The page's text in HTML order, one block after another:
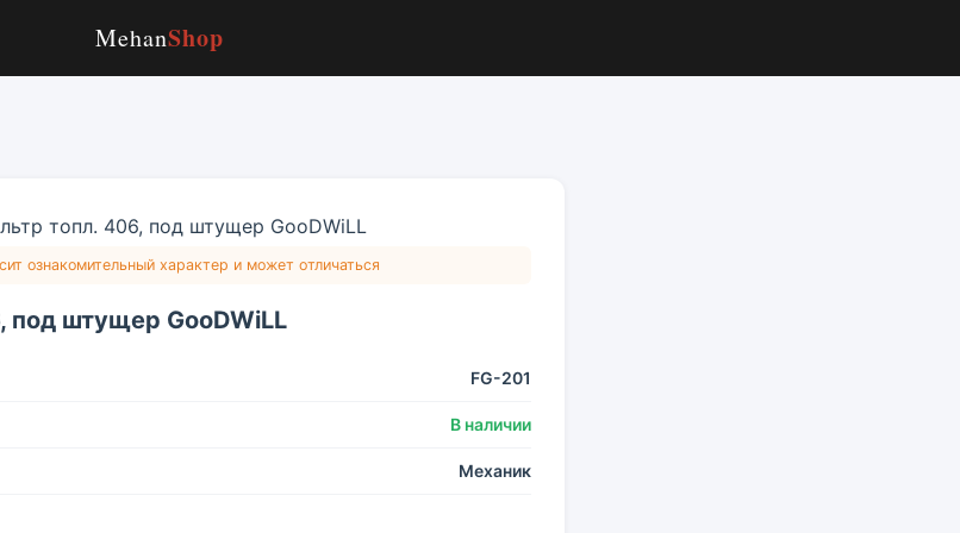
MehanShop
ознакомительный характер и может отличаться
под штущер GooDWiLL
FG-201
В наличии
Механик